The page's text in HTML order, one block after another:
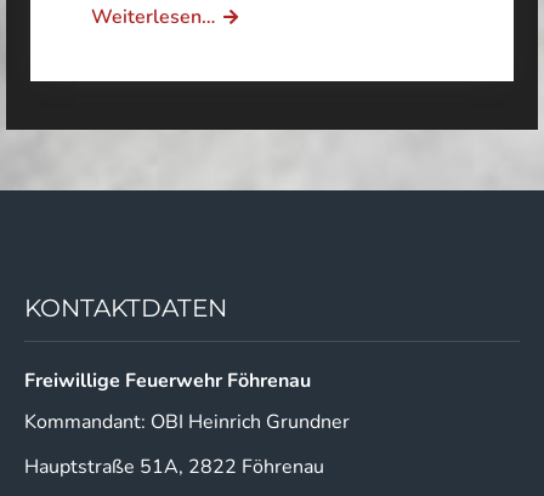
Weiterlesen…JUGENDSTUNDE:
DES
KONTAKTDATEN
Freiwillige Feuerwehr Föhrenau
Kommandant: OBI Heinrich Grundner
Hauptstraße 51A, 2822 Föhrenau